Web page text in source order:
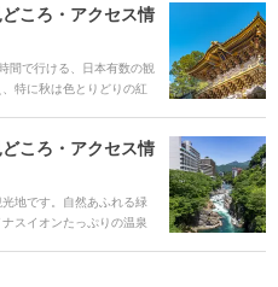
ころ・アクセス情
間で行ける、日本有数の観
特に秋は色とりどりの紅
介します。
ころ・アクセス情
地です。自然あふれる緑
スイオンたっぷりの温泉